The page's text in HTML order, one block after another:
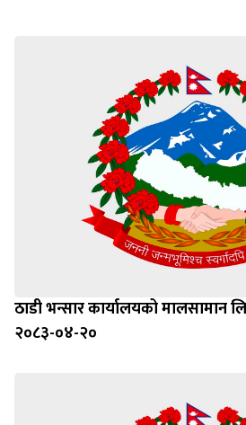
ठाडी भन्सार कार्यालयको मालसामान
२०८३-०४-२०